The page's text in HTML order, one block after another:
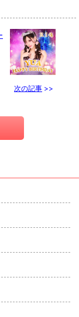
次の記事 >>